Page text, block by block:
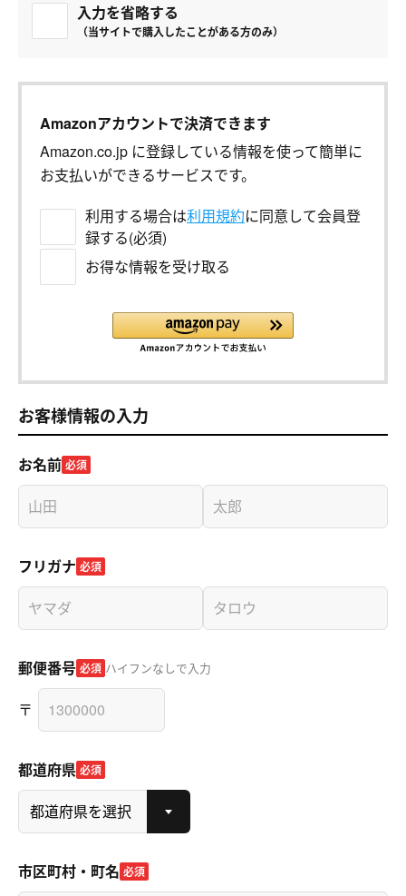
入力を省略する
（当サイトで購入したことがある方のみ）
Amazonアカウントで決済できます
Amazon.co.jp に登録している情報を使って簡単に
お支払いができるサービスです。
利用する場合は利用規約に同意して会員登
録する(必須)
お得な情報を受け取る
お客様情報の入力
お名前 必須
フリガナ 必須
郵便番号 必須 ハイフンなしで入力
〒
都道府県 必須
市区町村・町名 必須